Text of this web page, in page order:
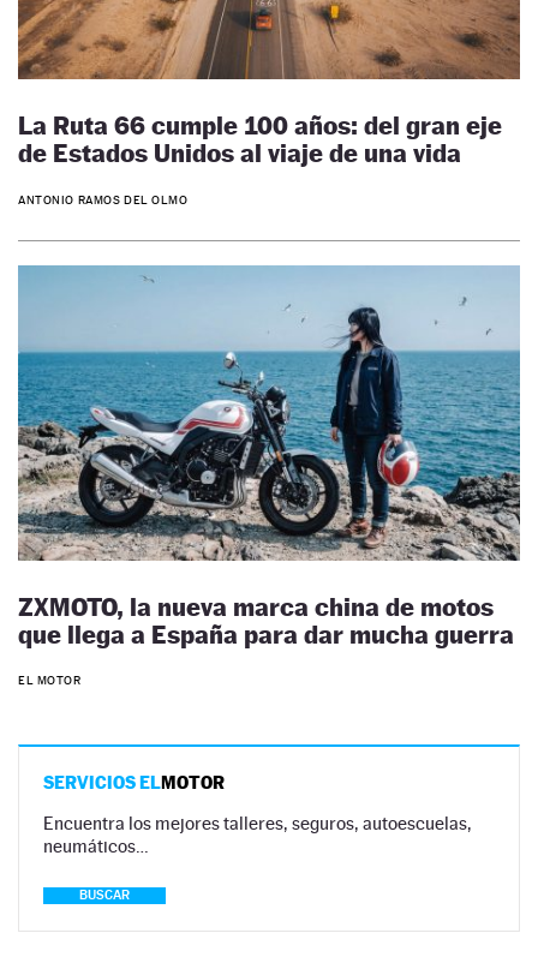
La Ruta 66 cumple 100 años: del gran eje
de Estados Unidos al viaje de una vida
ANTONIO RAMOS DEL OLMO
ZXMOTO, la nueva marca china de motos
que llega a España para dar mucha guerra
EL MOTOR
SERVICIOS ELMOTOR
Encuentra los mejores talleres, seguros, autoescuelas,
neumáticos…
BUSCAR